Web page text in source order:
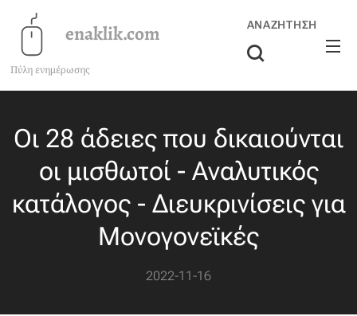
enaklik.com
Πύλη ενημέρωσης
ΑΝΑΖΉΤΗΣΗ
Οι 28 άδειες που δικαιούνται
οι μισθωτοί - Αναλυτικός
κατάλογος - Διευκρινίσεις για
Μονογονεϊκές
2022-11-16